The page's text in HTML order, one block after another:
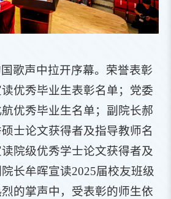
歌声中拉开序幕。荣誉表彰
优秀毕业生表彰名单；党委
优秀毕业生名单；副院长郝
士论文获得者及指导教师名
院级优秀学士论文获得者及
长牟晖宣读2025届校友班级
的掌声中，受表彰的师生依